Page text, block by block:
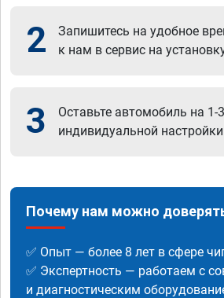
2
Запишитесь на удобное
к нам в сервис на
3
Оставьте автомобиль на 1-
индивидуальной
Почему нам можно
✅ Опыт — более 8 лет в сфере
✅ Экспертность — работаем с
и диагностическим